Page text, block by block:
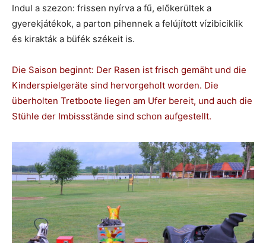
Indul a szezon: frissen nyírva a fű, előkerültek a
gyerekjátékok, a parton pihennek a felújított vízibiciklik
és kirakták a büfék székeit is.
Die Saison beginnt: Der Rasen ist frisch gemäht und die
Kinderspielgeräte sind hervorgeholt worden. Die
überholten Tretboote liegen am Ufer bereit, und auch die
Stühle der Imbissstände sind schon aufgestellt.